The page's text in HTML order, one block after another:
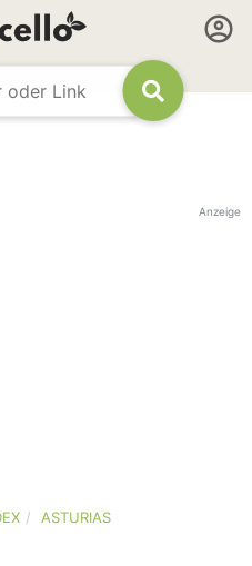
Anzeige
ASTURIAS